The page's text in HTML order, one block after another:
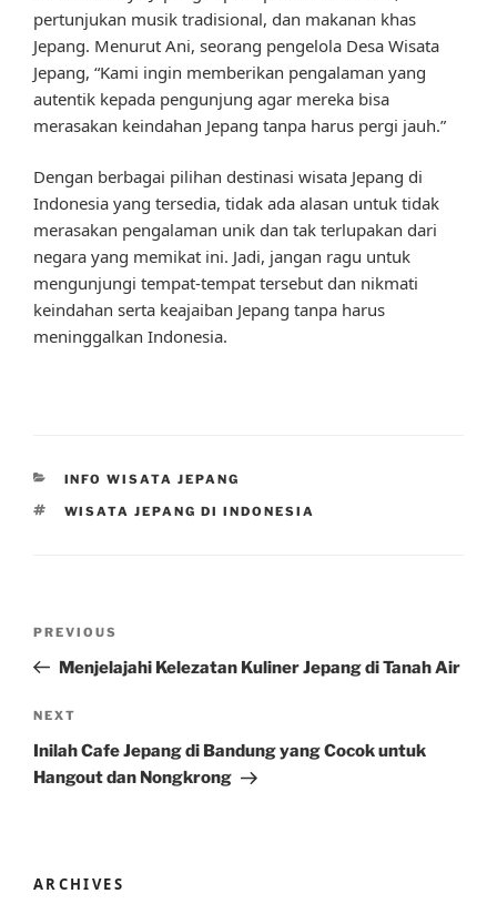
pertunjukan musik tradisional, dan makanan khas
Jepang. Menurut Ani, seorang pengelola Desa Wisata
Jepang, “Kami ingin memberikan pengalaman yang
autentik kepada pengunjung agar mereka bisa
merasakan keindahan Jepang tanpa harus pergi jauh.”
Dengan berbagai pilihan destinasi wisata Jepang di
Indonesia yang tersedia, tidak ada alasan untuk tidak
merasakan pengalaman unik dan tak terlupakan dari
negara yang memikat ini. Jadi, jangan ragu untuk
mengunjungi tempat-tempat tersebut dan nikmati
keindahan serta keajaiban Jepang tanpa harus
meninggalkan Indonesia.
CATEGORIES
INFO WISATA JEPANG
TAGS
WISATA JEPANG DI INDONESIA
Previous
Post
PREVIOUS
Menjelajahi Kelezatan Kuliner Jepang di Tanah Air
Next
Post
NEXT
Inilah Cafe Jepang di Bandung yang Cocok untuk
Hangout dan Nongkrong
ARCHIVES